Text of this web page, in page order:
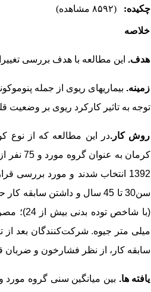
چکیده: (۸۵۹۲ مشاهده)
خلاصه
هدف. این مطالعه با هدف بررسی
زمینه. بیماری­های ریوی از جمله
توجه به تاثیر کارکرد ریوی بر وضعیت
روش کار.در این مطالعه که از نوع
کرمان به ‌عنوان گروه مورد و 75 نفر از افرادی که در تماس با زغال­سنگ نبوده‌اند، به ‌عنوان گروه شاهد در فاصله زمانی سال
1392 انتخاب شدند و مورد بررسی قرار گرفتند. همسان‌سازی گروه‌ها بر اساس سن و سابقه کار بود. معیار ورود به مطالعه­
میلی متر جیوه. شرکت‌کنندگان بعد
سابقه­ کار، از نظر فشارخون و ضربان
یافته ها. بین میانگین سنی گروه مورد